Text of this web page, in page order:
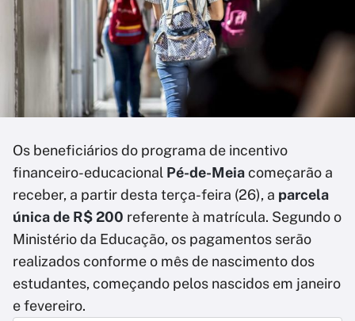
Os beneficiários do programa de incentivo
financeiro-educacional Pé-de-Meiacomeçarão a
receber, a partir desta terça-feira (26), a parcela
única de R$ 200 referente à matrícula. Segundo o
Ministério da Educação, os pagamentos serão
realizados conforme o mês de nascimento dos
estudantes, começando pelos nascidos em janeiro
e fevereiro.